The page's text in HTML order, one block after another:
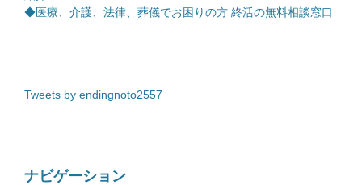
◆医療、介護、法律、葬儀でお困りの方 終活の無料相談窓口
Tweets by endingnoto2557
ナビゲーション